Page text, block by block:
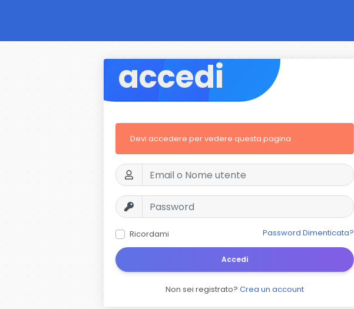
accedi
Devi accedere per vedere questa pagina
Ricordami Password Dimenticata?
Accedi
Non sei registrato? Crea un account